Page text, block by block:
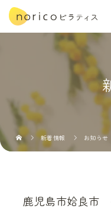
新着情報 お知らせ
鹿児島市姶良市